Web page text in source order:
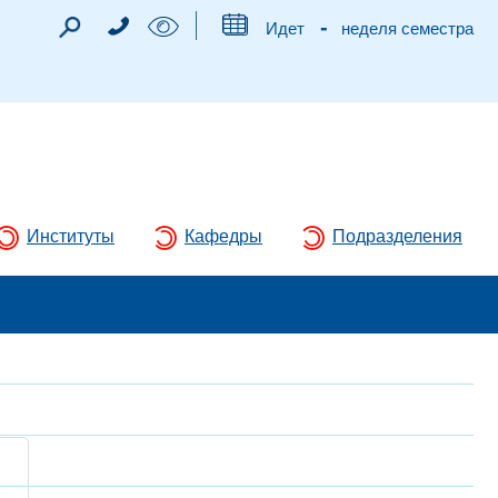
Идет - неделя семестра
Институты Кафедры Подразделения